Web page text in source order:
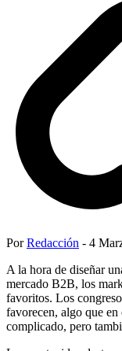
PorRedacción - 4
A la hora de diseñar
mercado B2B, los
favoritos. Los
favorecen, algo que
complicado, pero